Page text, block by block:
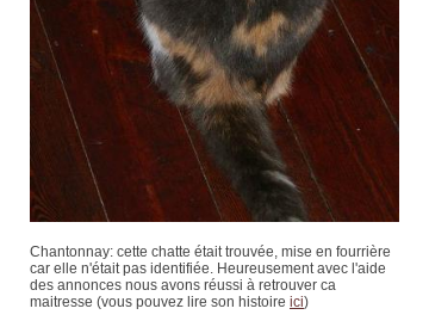
Chantonnay: cette chatte était trouvée, mise en fourrière
car elle n'était pas identifiée. Heureusement avec l'aide
des annonces nous avons réussi à retrouver ca
maitresse (vous pouvez lire son histoire ici)